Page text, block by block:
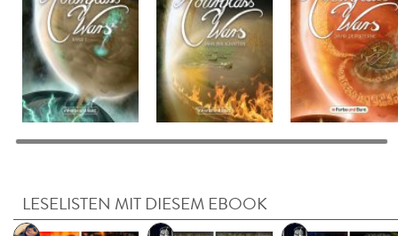
LESELISTEN MIT DIESEM EBOOK